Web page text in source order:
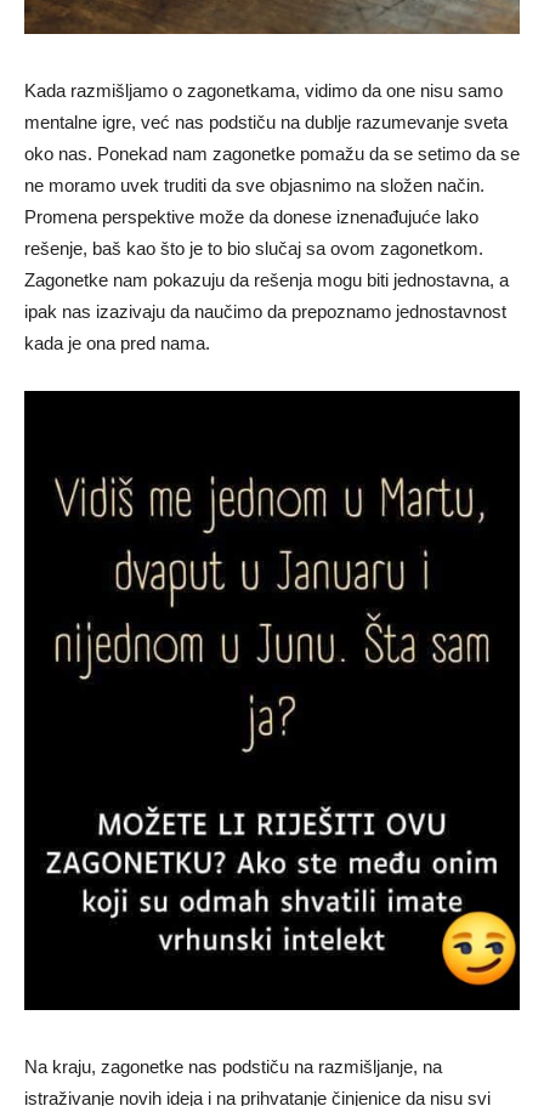
Kada razmišljamo o zagonetkama, vidimo da one nisu samo
mentalne igre, već nas podstiču na dublje razumevanje sveta
oko nas. Ponekad nam zagonetke pomažu da se setimo da se
ne moramo uvek truditi da sve objasnimo na složen način.
Promena perspektive može da donese iznenađujuće lako
rešenje, baš kao što je to bio slučaj sa ovom zagonetkom.
Zagonetke nam pokazuju da rešenja mogu biti jednostavna, a
ipak nas izazivaju da naučimo da prepoznamo jednostavnost
kada je ona pred nama.
Na kraju, zagonetke nas podstiču na razmišljanje, na
istraživanje novih ideja i na prihvatanje činjenice da nisu svi